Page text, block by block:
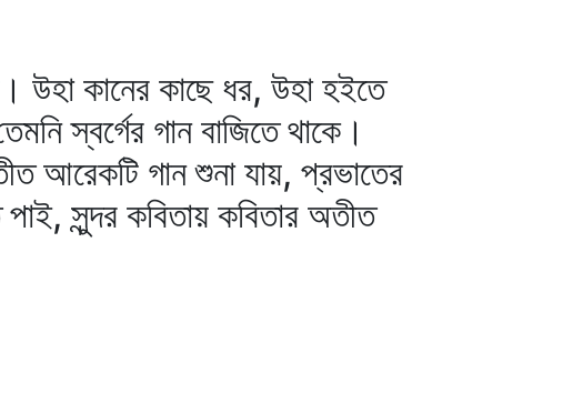
উহা কানের কাছে ধর, উহা হইতে
স্বর্গের গান বাজিতে থাকে।
আরেকটি গান শুনা যায়, প্রভাতের
সুন্দর কবিতায় কবিতার অতীত